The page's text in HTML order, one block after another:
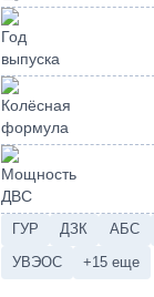
ГУР ДЗК АБС
УВЭОС
+15 еще